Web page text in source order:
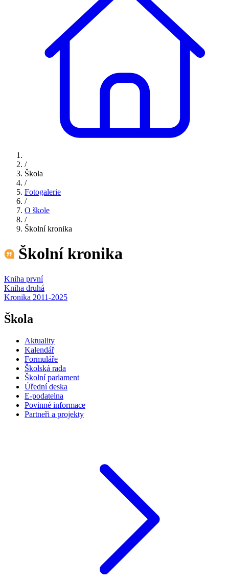
/
Škola
/
Fotogalerie
/
O škole
/
Školní kronika
Školní kronika
Kniha první
Kniha druhá
Kronika 2011-2025
Škola
Aktuality
Kalendář
Formuláře
Školská rada
Školní parlament
Úřední deska
E-podatelna
Povinné informace
Partneři a projekty